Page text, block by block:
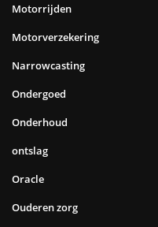
Motorrijden
Motorverzekering
Narrowcasting
Ondergoed
Onderhoud
ontslag
Oracle
Ouderen zorg